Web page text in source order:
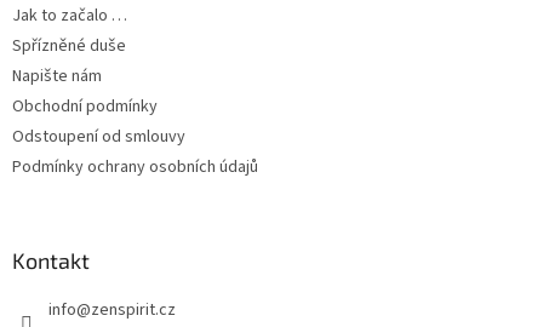
Jak to začalo …
Spřízněné duše
Napište nám
Obchodní podmínky
Odstoupení od smlouvy
Podmínky ochrany osobních údajů
Kontakt
info@zenspirit.cz